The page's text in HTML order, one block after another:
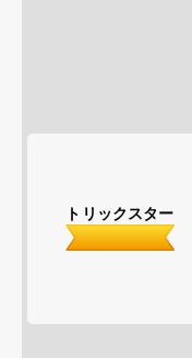
トリックスター